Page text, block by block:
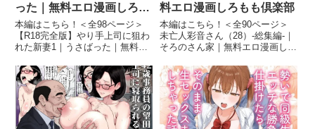
った｜無料エロ漫画しろも
も倶楽部
本編はこちら！＜全98ページ＞
【R18完全版】やり手上司に狙わ
れた新妻1｜うさばった｜無料エ
版】やり手上司に狙われた新妻1
画像1続きを読む＜全98ページ＞
挿絵、夫婦のからみ、おまけとし
てNTR上司の過去（...
料エロ漫画しろもも倶楽部
本編はこちら！＜全90ページ＞
未亡人彩音さん（28）-総集編-｜
そろのさん家｜無料エロ漫画しろ
（28）-総集編- 画像1未亡人彩音
さん（28）-総集編- 画像2未亡人
彩音さん（28）-総集編- 画像3未
亡人彩音さん（...